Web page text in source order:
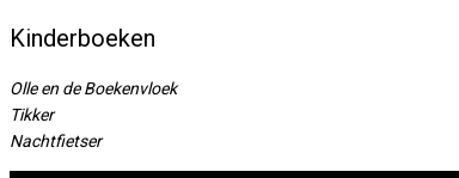
Kinderboeken
Olle en de Boekenvloek
Tikker
Nachtfietser